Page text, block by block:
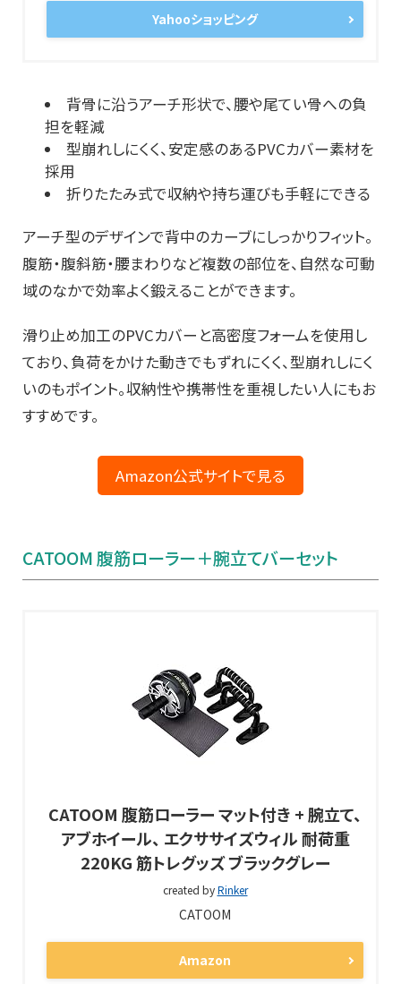
Yahooショッピング
背骨に沿うアーチ形状で、腰や尾てい骨への負
担を軽減
型崩れしにくく、安定感のあるPVCカバー素材を
採用
折りたたみ式で収納や持ち運びも手軽にできる
アーチ型のデザインで背中のカーブにしっかりフィット。
腹筋・腹斜筋・腰まわりなど複数の部位を、自然な可動
域のなかで効率よく鍛えることができます。
滑り止め加工のPVCカバーと高密度フォームを使用し
ており、負荷をかけた動きでもずれにくく、型崩れしにく
いのもポイント。収納性や携帯性を重視したい人にもお
すすめです。
Amazon公式サイトで見る
CATOOM 腹筋ローラー＋腕立てバーセット
CATOOM 腹筋ローラー マット付き + 腕立て、
アブホイール、 エクササイズウィル 耐荷重
220KG 筋トレグッズ ブラックグレー
created byRinker
CATOOM
Amazon